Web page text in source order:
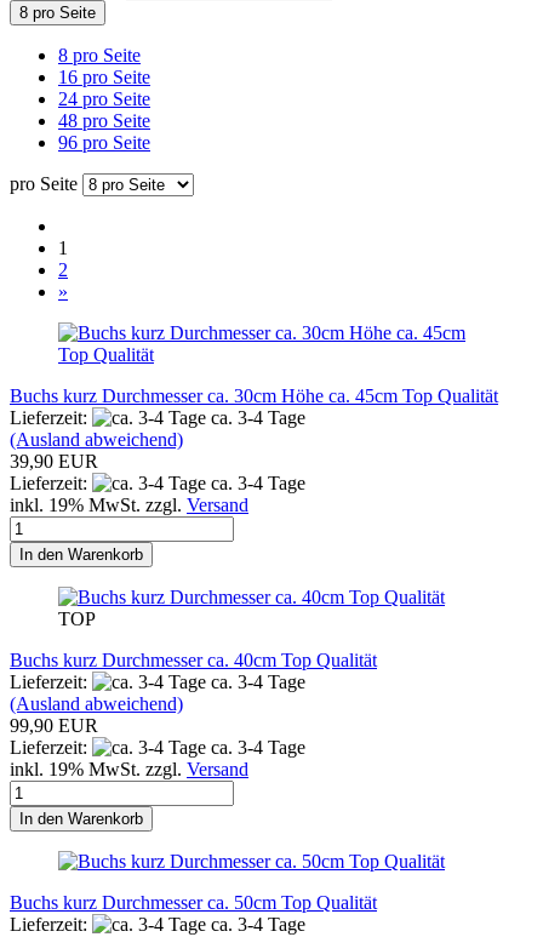
8 pro Seite
8 pro Seite
16 pro Seite
24 pro Seite
48 pro Seite
96 pro Seite
pro Seite
1
2
»
Buchs kurz Durchmesser ca. 30cm Höhe ca. 45cm Top Qualität
Lieferzeit:
ca. 3-4 Tage
(Ausland abweichend)
39,90 EUR
Lieferzeit:
ca. 3-4 Tage
inkl. 19% MwSt. zzgl. Versand
In den Warenkorb
TOP
Buchs kurz Durchmesser ca. 40cm Top Qualität
Lieferzeit:
ca. 3-4 Tage
(Ausland abweichend)
99,90 EUR
Lieferzeit:
ca. 3-4 Tage
inkl. 19% MwSt. zzgl. Versand
In den Warenkorb
Buchs kurz Durchmesser ca. 50cm Top Qualität
Lieferzeit:
ca. 3-4 Tage